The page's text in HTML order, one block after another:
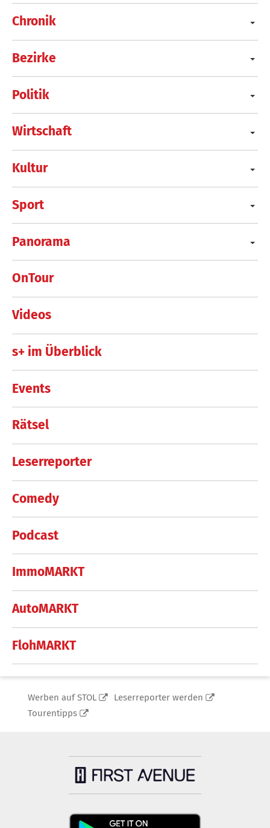
Chronik
Bezirke
Politik
Wirtschaft
Kultur
Sport
Panorama
OnTour
Videos
s+ im Überblick
Events
Rätsel
Leserreporter
Comedy
Podcast
ImmoMARKT
AutoMARKT
FlohMARKT
Werben auf STOL
Leserreporter werden
Tourentipps